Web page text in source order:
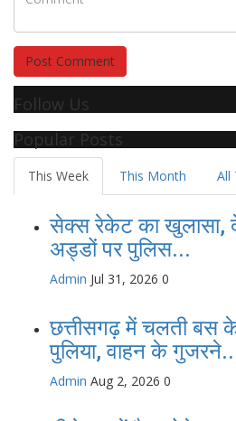
Post Comment
Follow Us
Popular Posts
This Week This Month All
सेक्स रेकेट का खुलासा,
अड्डों पर पुलिस...
Admin Jul 31, 2026 0
छत्तीसगढ़ में चलती बस
पुलिया, वाहन के
Admin Aug 2, 2026 0